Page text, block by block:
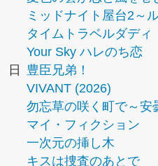
ミッドナイト屋台2～
タイムトラベルダディ
Your Sky ハレのち恋
日
豊臣兄弟！
VIVANT (2026)
勿忘草の咲く町で～安
マイ・フィクション
一次元の挿し木
キスは捜査のあとで